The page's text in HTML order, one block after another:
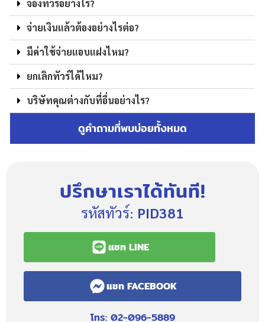
จองทัวร์อย่างไร?
จ่ายเงินแล้วต้องอย่างไรต่อ?
มีค่าใช้จ่ายแอบแฝงไหม?
ยกเลิกทัวร์ได้ไหม?
บริษัทคุณต่างกับที่อื่นอย่างไร?
ดูคำถามที่พบบ่อยทั้งหมด
ปรึกษาเราได้ทันที!
รหัสทัวร์: PID381
แชท LINE
แชท FACEBOOK
โทร: 02-096-5889